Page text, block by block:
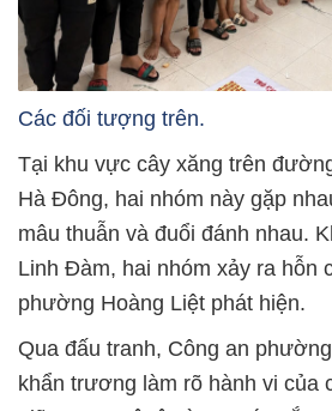
Các đối tượng trên.
Tại khu vực cây xăng trên
Hà Đông, hai nhóm này gặp
mâu thuẫn và đuổi đánh nhau.
Linh Đàm, hai nhóm xảy ra hỗn
phường Hoàng Liệt phát hiện.
Qua đấu tranh, Công an
khẩn trương làm rõ hành vi của